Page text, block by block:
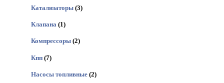
Катализаторы (3)
Клапана (1)
Компрессоры (2)
Кпп (7)
Насосы топливные (2)